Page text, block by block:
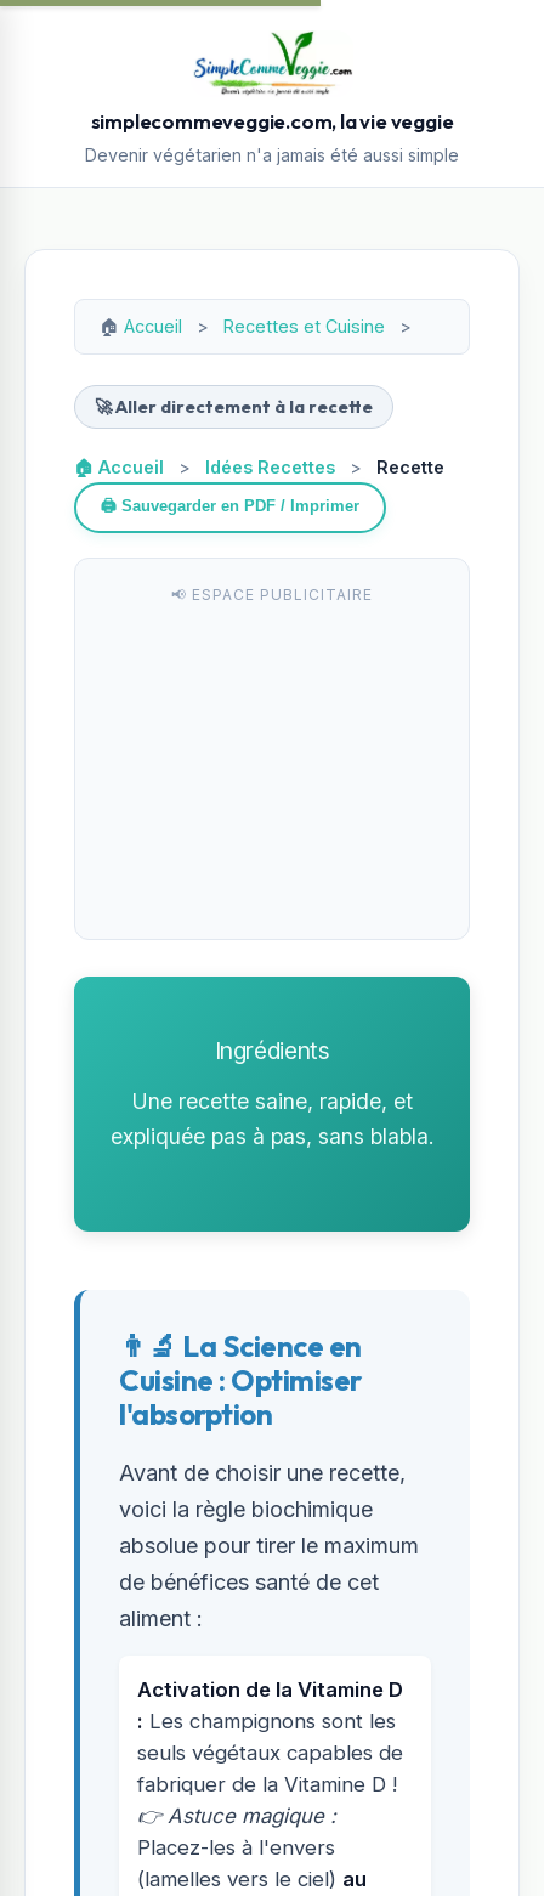
simplecommeveggie.com, la vie veggie
Devenir végétarien n'a jamais été aussi simple
🏠 Accueil > Recettes et Cuisine >
🚀 Aller directement à la recette
🏠 Accueil > Idées Recettes > Recette
🖨️ Sauvegarder en PDF / Imprimer
📢 ESPACE PUBLICITAIRE
Ingrédients
Une recette saine, rapide, et
expliquée pas à pas, sans blabla.
👨‍🔬 La Science en
Cuisine : Optimiser
l'absorption
Avant de choisir une recette,
voici la règle biochimique
absolue pour tirer le maximum
de bénéfices santé de cet
aliment :
Activation de la Vitamine D
: Les champignons sont les
seuls végétaux capables de
fabriquer de la Vitamine D !
👉 Astuce magique :
Placez-les à l'envers
(lamelles vers le ciel) au